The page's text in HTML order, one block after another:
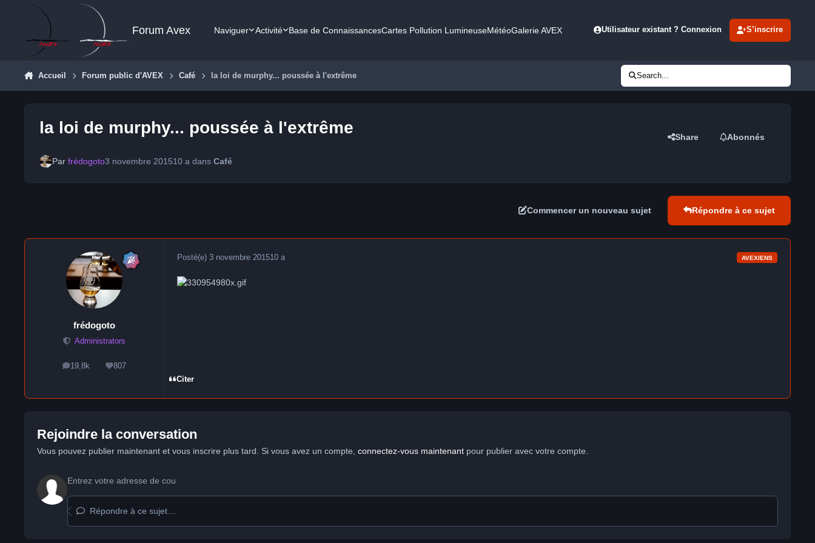
Aller au contenu
Forum Avex Naviguer Activité Base de ConnaissancesCartes Pollution LumineuseMétéoGalerie AVEX Utilisateur existant ? Connexion S’inscrire
Accueil Forum public d'AVEX Café la loi de murphy... poussée à l'extrême Search...
la loi de murphy... poussée à l'extrême Share Abonnés
Par frédogoto3 novembre 201510 adans Café
Commencer un nouveau sujet Répondre à ce sujet
frédogoto
Administrators
19,8k
messages807
Réputation
Posté(e) 3 novembre 201510 a AVEXIENS
Citer
Rejoindre la conversation
Vous pouvez publier maintenant et vous inscrire plus tard. Si vous avez un compte, connectez-vous maintenantpour publier avec votre compte.
Répondre à ce sujet…